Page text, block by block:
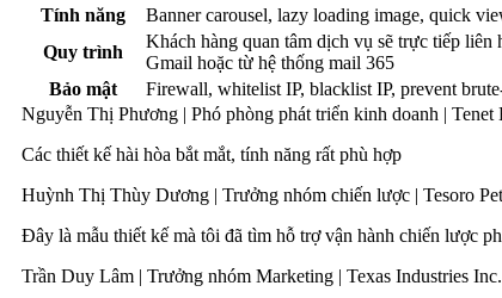
Tính năng
Banner carousel, lazy loading image, quick
Quy trình
Khách hàng quan tâm dịch vụ sẽ trực tiếp
Gmail hoặc từ hệ thống mail 365
Bảo mật
Firewall, whitelist IP, blacklist IP, prevent
Nguyễn Thị Phương | Phó phòng phát triển kinh doanh | Tenet
Các thiết kế hài hòa bắt mắt, tính năng rất phù hợp
Huỳnh Thị Thùy Dương | Trưởng nhóm chiến lược | Tesoro
Đây là mẫu thiết kế mà tôi đã tìm hỗ trợ vận hành chiến lược
Trần Duy Lâm | Trưởng nhóm Marketing | Texas Industries Inc.